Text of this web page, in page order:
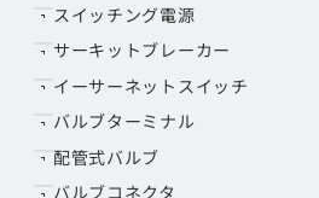
スイッチング電源
サーキットブレーカー
イーサーネットスイッチ
バルブターミナル
配管式バルブ
バルブコネクタ